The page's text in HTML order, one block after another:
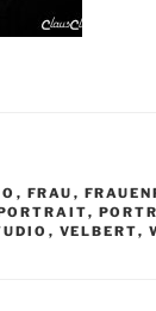
, FRAU ,
,
, VELBERT,